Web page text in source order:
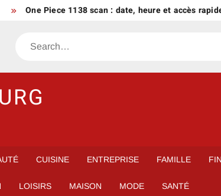
One Piece 1138 scan : date, heure et accès
Search
CUISINE ENTREPRISE FAMILLE
LOISIRS MAISON MODE SANTÉ